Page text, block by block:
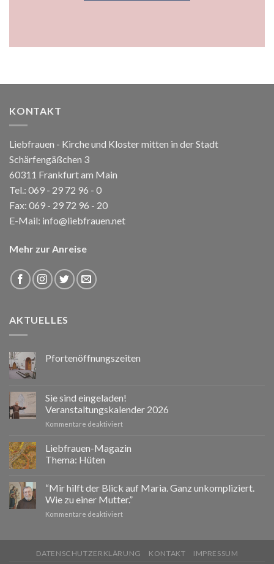
KONTAKT
Liebfrauen - Kirche und Kloster mitten in der Stadt
Schärfengäßchen 3
60311 Frankfurt am Main
Tel.: 069 - 29 72 96 - 0
Fax: 069 - 29 72 96 - 20
E-Mail: info@liebfrauen.net
Mehr zur Anreise
AKTUELLES
Pfortenöffnungszeiten
Sie sind eingeladen!
Veranstaltungskalender 2026
Kommentare deaktiviertfür
sind
eingeladen!
Liebfrauen-Magazin
Thema: Hüten
“Mir hilft der Blick auf Maria. Ganz unkompliziert.
Wie zu einer Mutter.”
Kommentare deaktiviertfür
Blick
DATENSCHUTZERKLÄRUNG KONTAKT IMPRESSUM